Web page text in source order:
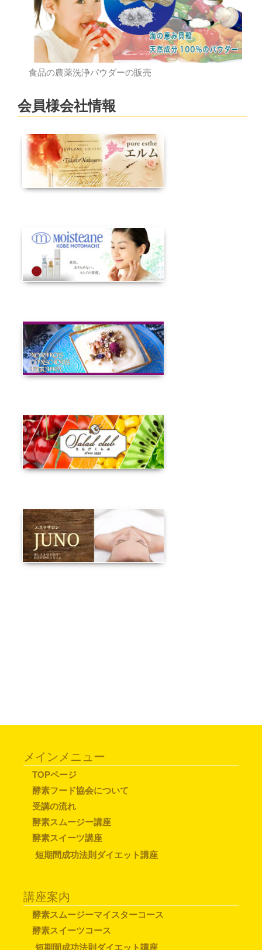
食品の農薬洗浄パウダーの販売
会員様会社情報
メインメニュー
TOPページ
酵素フード協会について
受講の流れ
酵素スムージー講座
酵素スイーツ講座
短期間成功法則ダイエット講座
講座案内
酵素スムージーマイスターコース
酵素スイーツコース
短期間成功法則ダイエット講座